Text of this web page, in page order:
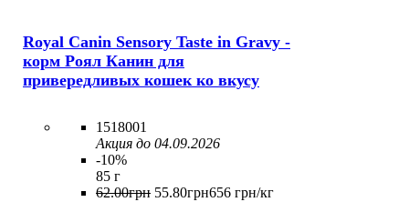
Royal Canin Sensory Taste in Gravy -
корм Роял Канин для
привередливых кошек ко вкусу
1518001
Акция до 04.09.2026
-10%
85 г
62.00грн 55.80грн656 грн/кг